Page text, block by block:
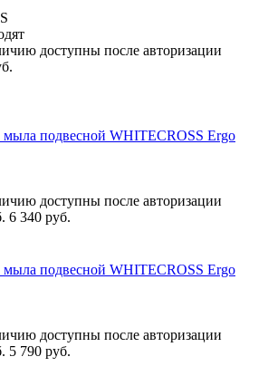
доступны после авторизации
мыла подвесной WHITECROSS Ergo
доступны после авторизации
6 340 руб.
мыла подвесной WHITECROSS Ergo
доступны после авторизации
5 790 руб.